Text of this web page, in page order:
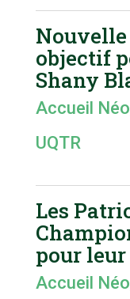
Nouvelle
objectif
Shany
Accueil Néo
UQTR
Les
pour leur
Accueil Néo